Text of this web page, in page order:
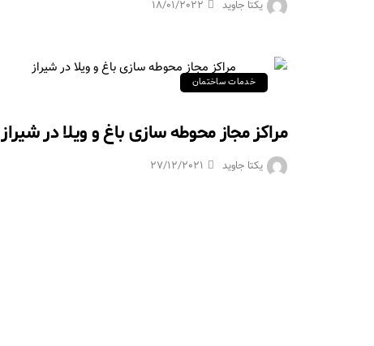
یکتا جاوید 18/01/2022
خدمات ساختمان
مراکز مجاز محوطه سازی باغ و ویلا در شیراز
یکتا جاوید 27/12/2021